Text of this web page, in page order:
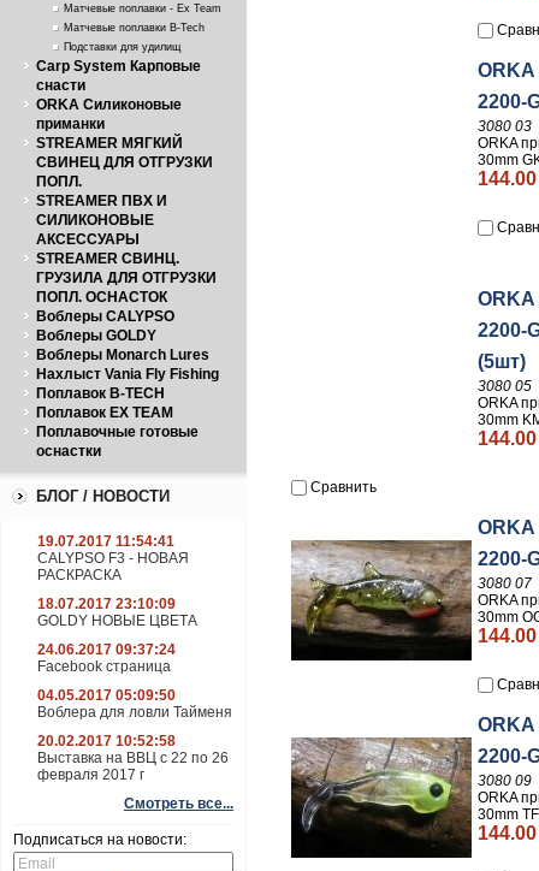
Матчевые поплавки - Ex Team
Матчевые поплавки B-Tech
Подставки для удилищ
Carp System Карповые
снасти
ORKA Силиконовые
приманки
STREAMER МЯГКИЙ
СВИНЕЦ ДЛЯ ОТГРУЗКИ
ПОПЛ.
STREAMER ПВХ И
СИЛИКОНОВЫЕ
АКСЕССУАРЫ
STREAMER СВИНЦ.
ГРУЗИЛА ДЛЯ ОТГРУЗКИ
ПОПЛ. ОСНАСТОК
Воблеры CALYPSO
Воблеры GOLDY
Воблеры Monarch Lures
Нахлыст Vania Fly Fishing
Поплавок B-TECH
Поплавок EX TEAM
Поплавочные готовые
оснастки
БЛОГ / НОВОСТИ
19.07.2017 11:54:41
CALYPSO F3 - НОВАЯ
РАСКРАСКА
18.07.2017 23:10:09
GOLDY НОВЫЕ ЦВЕТА
24.06.2017 09:37:24
Facebook страница
04.05.2017 05:09:50
Воблера для ловли Тайменя
20.02.2017 10:52:58
Выставка на ВВЦ с 22 по 26
февраля 2017 г
Смотреть все...
Подписаться на новости:
2200-
3080 03
ORKA
30mm
2200-
(5шт)
3080 05
ORKA
30mm
Сравнить
2200-
3080 07
ORKA
30mm
2200-
3080 09
ORKA
30mm